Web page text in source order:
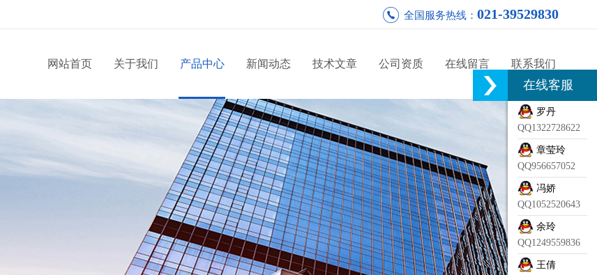
全国服务热线： 021-39529830
网站首页 关于我们 产品中心 新闻动态 技术文章 公司资质 在线留言 联系我们
在线客服
罗丹
QQ1322728622
章莹玲
QQ956657052
冯娇
QQ1052520643
余玲
QQ1249559836
王倩